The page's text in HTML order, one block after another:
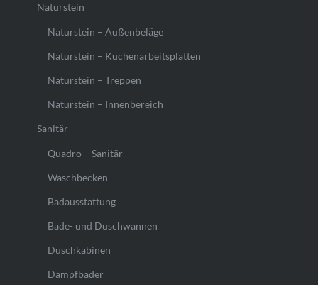
Naturstein
Naturstein – Außenbeläge
Naturstein – Küchenarbeitsplatten
Naturstein – Treppen
Naturstein – Innenbereich
Sanitär
Quadro – Sanitär
Waschbecken
Badausstattung
Bade- und Duschwannen
Duschkabinen
Dampfbäder